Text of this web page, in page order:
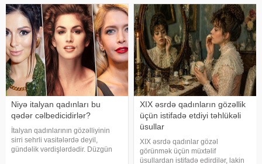
Niyə italyan qadınları bu
qədər cəlbedicidirlər?
İtalyan qadınlarının gözəlliyinin
sirri sehrli vasitələrdə deyil,
gündəlik vərdişlərdədir. Düzgün
XIX əsrdə qadınların gözəllik
üçün istifadə etdiyi təhlükəli
üsullar
XIX əsrdə qadınlar gözəl
görünmək üçün müxtəlif
üsullardan istifadə edirdilər, lakin